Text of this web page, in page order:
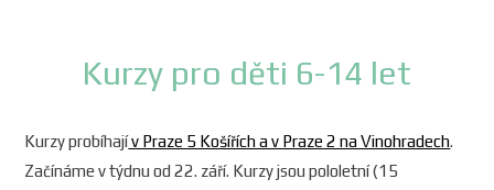
Kurzy pro děti 6-14 let
Kurzy probíhajív Praze 5 Košířích a v Praze 2 na Vinohradech.
Začínáme v týdnu od 22. září. Kurzy jsou pololetní (15